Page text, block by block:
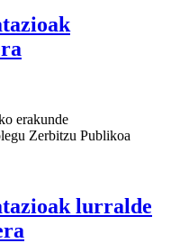
erakunde
Zerbitzu Publikoa
lurralde